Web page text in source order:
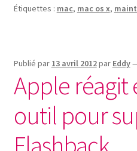
Étiquettes : mac, mac os x,
Publié par 13 avril 2012par Eddy
Apple
outil pour